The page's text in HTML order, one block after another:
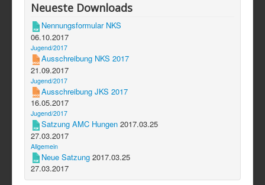
Neueste Downloads
Nennungsformular NKS
06.10.2017
Jugend/2017
Ausschreibung NKS 2017
21.09.2017
Jugend/2017
Ausschreibung JKS 2017
16.05.2017
Jugend/2017
Satzung AMC Hungen 2017.03.25
27.03.2017
Allgemein
Neue Satzung 2017.03.25
27.03.2017